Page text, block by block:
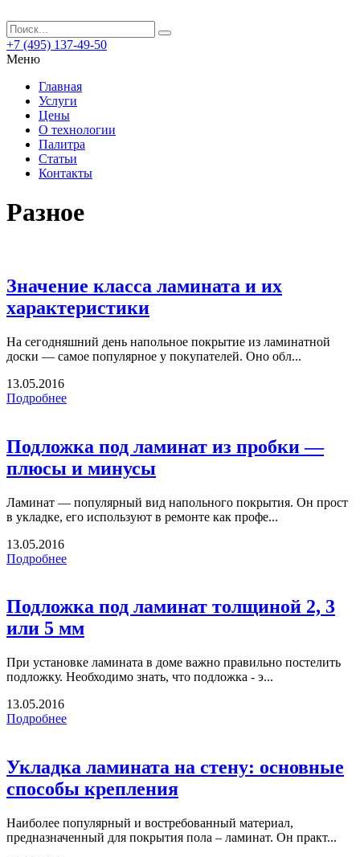
+7 (495) 137-49-50
Меню
Главная
Услуги
Цены
О технологии
Палитра
Статьи
Контакты
Разное
Значение класса ламината и их
характеристики
На сегодняшний день напольное покрытие из ламинатной
доски — самое популярное у покупателей. Оно обл...
13.05.2016
Подробнее
Подложка под ламинат из пробки —
плюсы и минусы
Ламинат — популярный вид напольного покрытия. Он прост
в укладке, его используют в ремонте как профе...
13.05.2016
Подробнее
Подложка под ламинат толщиной 2, 3
или 5 мм
При установке ламината в доме важно правильно постелить
подложку. Необходимо знать, что подложка - э...
13.05.2016
Подробнее
Укладка ламината на стену: основные
способы крепления
Наиболее популярный и востребованный материал,
предназначенный для покрытия пола – ламинат. Он практ...